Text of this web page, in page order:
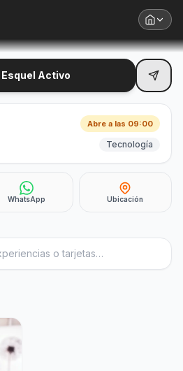
Activo
Abre a las 09:00
Tecnología
WhatsApp Ubicación